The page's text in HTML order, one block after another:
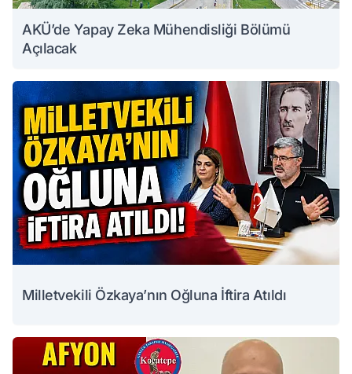
AKÜ’de Yapay Zeka Mühendisliği Bölümü
Açılacak
Milletvekili Özkaya’nın Oğluna İftira Atıldı